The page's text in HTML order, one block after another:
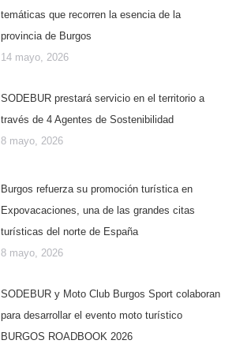
temáticas que recorren la esencia de la
provincia de Burgos
14 mayo, 2026
SODEBUR prestará servicio en el territorio a
través de 4 Agentes de Sostenibilidad
8 mayo, 2026
Burgos refuerza su promoción turística en
Expovacaciones, una de las grandes citas
turísticas del norte de España
8 mayo, 2026
SODEBUR y Moto Club Burgos Sport colaboran
para desarrollar el evento moto turístico
BURGOS ROADBOOK 2026